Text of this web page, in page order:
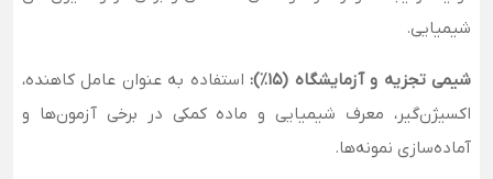
شیمیایی.
شیمی تجزیه و آزمایشگاه (۱۵٪):
استفاده به عنوان عامل کاهنده،
اکسیژن‌گیر، معرف شیمیایی و ماده کمکی در برخی آزمون‌ها و
آماده‌سازی نمونه‌ها.